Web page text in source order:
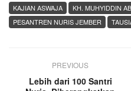
KAJIAN ASWAJA
KH. MUHYIDDIN
PESANTREN NURIS JEMBER
PREVIOUS
Lebih dari 100 Santri